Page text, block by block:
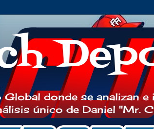
donde se analizan
único de Daniel "Mr.